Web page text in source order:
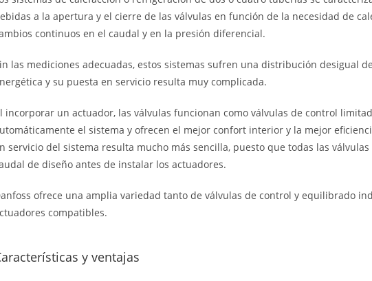
a la apertura y el cierre de las válvulas en función de la necesidad de
continuos en el caudal y en la presión diferencial.
las mediciones adecuadas, estos sistemas sufren una distribución desigual
y su puesta en servicio resulta muy complicada.
incorporar un actuador, las válvulas funcionan como válvulas de control
el sistema y ofrecen el mejor confort interior y la mejor
servicio del sistema resulta mucho más sencilla, puesto que todas las
de diseño antes de instalar los actuadores.
ofrece una amplia variedad tanto de válvulas de control y equilibrado
compatibles.
y ventajas